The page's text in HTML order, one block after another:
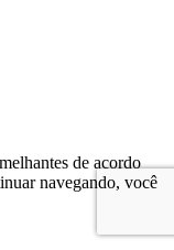
de acordo
navegando, você